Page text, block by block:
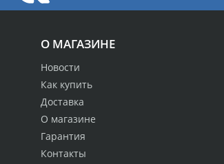
О МАГАЗИНЕ
Новости
Как купить
Доставка
О магазине
Гарантия
Контакты